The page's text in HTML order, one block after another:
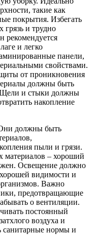
такие как
покрытия. Избегать
грязь и трудно
рекомендуется
и легко
панели,
свойствами.
от проникновения
должны быть
Щели и стыки должны
накопление
должны быть
пыли и грязи.
материалов – хороший
Освещение должно
видимости и
Важно
предотвращающие
о вентиляции.
постоянный
воздуха и
санитарные нормы и